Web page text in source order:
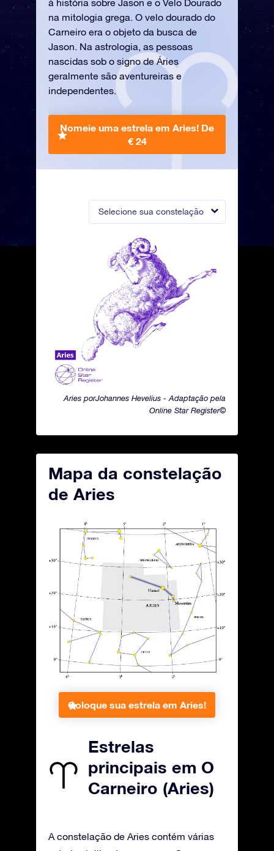
Selecione sua constelação
Aries porJohannes Hevelius - Adaptação pela
Online Star Register©
à história sobre Jason e o Velo Dourado
na mitologia grega. O velo dourado do
Carneiro era o objeto da busca de
Jason. Na astrologia, as pessoas
nascidas sob o signo de Áries
geralmente são aventureiras e
independentes.
Nomeie uma estrela em Aries! De
€ 24
Mapa da constelação
de Aries
Coloque sua estrela em Aries!
Estrelas
principais em O
Carneiro (Aries)
A constelação de Aries contém várias